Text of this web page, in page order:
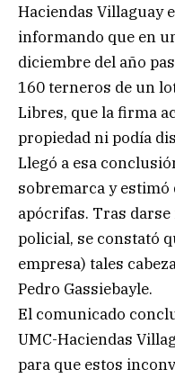
Haciendas Villaguay
informando que en
diciembre del año
160 terneros de un
Libres, que la firma
propiedad ni podía
Llegó a esa
sobremarca y
apócrifas. Tras
policial, se constató
empresa) tales
Pedro Gassiebayle.
El comunicado
UMC-Haciendas
para que estos